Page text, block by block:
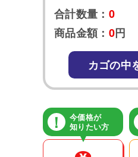
合計数量： 0
商品金額： 0円
カゴの中
今価格が
知りたい方